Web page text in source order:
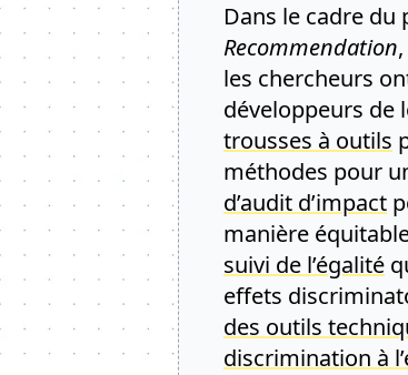
Dans le cadre
Recommendation
les chercheurs
développeurs de
trousses à outils
méthodes pour
d’audit d’impact
manière
suivi de l’égalité
effets
des outils
discrimination à